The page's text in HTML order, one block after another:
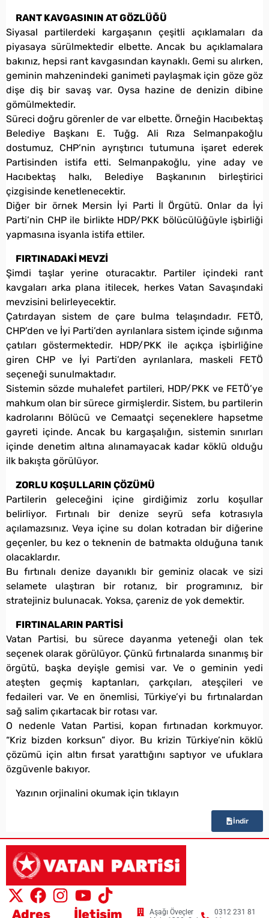
RANT KAVGASININ AT GÖZLÜĞÜ
Siyasal partilerdeki kargaşanın çeşitli açıklamaları da
piyasaya sürülmektedir elbette. Ancak bu açıklamalara
bakınız, hepsi rant kavgasından kaynaklı. Gemi su alırken,
geminin mahzenindeki ganimeti paylaşmak için göze göz
dişe diş bir savaş var. Oysa hazine de denizin dibine
gömülmektedir.
Süreci doğru görenler de var elbette. Örneğin Hacıbektaş
Belediye Başkanı E. Tuğg. Ali Rıza Selmanpakoğlu
dostumuz, CHP’nin ayrıştırıcı tutumuna işaret ederek
Partisinden istifa etti. Selmanpakoğlu, yine aday ve
Hacıbektaş halkı, Belediye Başkanının birleştirici
çizgisinde kenetlenecektir.
Diğer bir örnek Mersin İyi Parti İl Örgütü. Onlar da İyi
Parti’nin CHP ile birlikte HDP/PKK bölücülüğüyle işbirliği
yapmasına isyanla istifa ettiler.
FIRTINADAKİ MEVZİ
Şimdi taşlar yerine oturacaktır. Partiler içindeki rant
kavgaları arka plana itilecek, herkes Vatan Savaşındaki
mevzisini belirleyecektir.
Çatırdayan sistem de çare bulma telaşındadır. FETÖ,
CHP’den ve İyi Parti’den ayrılanlara sistem içinde sığınma
çatıları göstermektedir. HDP/PKK ile açıkça işbirliğine
giren CHP ve İyi Parti’den ayrılanlara, maskeli FETÖ
seçeneği sunulmaktadır.
Sistemin sözde muhalefet partileri, HDP/PKK ve FETÖ’ye
mahkum olan bir sürece girmişlerdir. Sistem, bu partilerin
kadrolarını Bölücü ve Cemaatçi seçeneklere hapsetme
gayreti içinde. Ancak bu kargaşalığın, sistemin sınırları
içinde denetim altına alınamayacak kadar köklü olduğu
ilk bakışta görülüyor.
ZORLU KOŞULLARIN ÇÖZÜMÜ
Partilerin geleceğini içine girdiğimiz zorlu koşullar
belirliyor. Fırtınalı bir denize seyrü sefa kotrasıyla
açılamazsınız. Veya içine su dolan kotradan bir diğerine
geçenler, bu kez o teknenin de batmakta olduğuna tanık
olacaklardır.
Bu fırtınalı denize dayanıklı bir geminiz olacak ve sizi
selamete ulaştıran bir rotanız, bir programınız, bir
stratejiniz bulunacak. Yoksa, çareniz de yok demektir.
FIRTINALARIN PARTİSİ
Vatan Partisi, bu sürece dayanma yeteneği olan tek
seçenek olarak görülüyor. Çünkü fırtınalarda sınanmış bir
örgütü, başka deyişle gemisi var. Ve o geminin yedi
ateşten geçmiş kaptanları, çarkçıları, ateşçileri ve
fedaileri var. Ve en önemlisi, Türkiye’yi bu fırtınalardan
sağ salim çıkartacak bir rotası var.
O nedenle Vatan Partisi, kopan fırtınadan korkmuyor.
“Kriz bizden korksun” diyor. Bu krizin Türkiye’nin köklü
çözümü için altın fırsat yarattığını saptıyor ve ufuklara
özgüvenle bakıyor.
Yazının orjinalini okumak için tıklayın
İndir
Adres
Aşağı Öveçler
İletişim
0312 231 81